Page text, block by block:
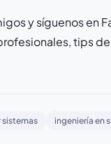
y síguenos en
tips
sistemas ingeniería en